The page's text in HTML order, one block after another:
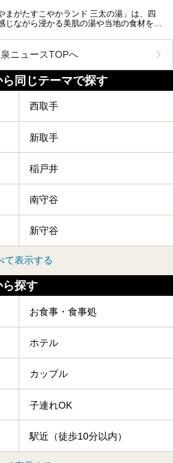
えられた店内では、関東最大級となる合計
家源泉温泉、高濃度炭酸泉を満喫でき、
まがたすこやかランド 三太の湯」は、四
じながら浸かる美肌の湯や当地の食材を使
えた11月は、より多くの人に絶景入浴を
よう、「紅葉祭」をはじめ、さまざまなサ
が実施されます。
は終了いたしました。
ニュースTOPへ
同じテーマで探す
西取手
新取手
稲戸井
南守谷
新守谷
て表示する
探す
お食事・食事処
ホテル
カップル
子連れOK
駅近（徒歩10分以内）